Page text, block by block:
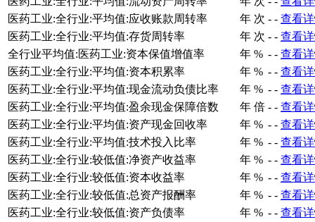
医药工业:全行业:平均值:应收账款周转率
年 次 - - 查看
医药工业:全行业:平均值:存货周转率
年 次 - - 查看
全行业平均值:医药工业:资本保值增值率
年 % - - 查看
医药工业:全行业:平均值:资本积累率
年 % - - 查看
医药工业:全行业:平均值:现金流动负债比率
年 % - - 查看
医药工业:全行业:平均值:盈余现金保障倍数
年 倍 - - 查看
医药工业:全行业:平均值:资产现金回收率
年 % - - 查看
医药工业:全行业:平均值:技术投入比率
年 % - - 查看
医药工业:全行业:较低值:净资产收益率
年 % - - 查看
医药工业:全行业:较低值:资本收益率
年 % - - 查看
医药工业:全行业:较低值:总资产报酬率
年 % - - 查看
医药工业:全行业:较低值:资产负债率
年 % - - 查看